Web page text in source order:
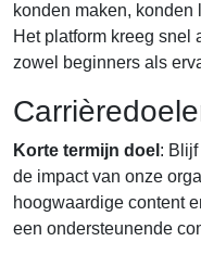
konden maken,
Het platform kreeg snel
zowel beginners als
Korte termijn doel :
de impact van onze
hoogwaardige content
een ondersteunende